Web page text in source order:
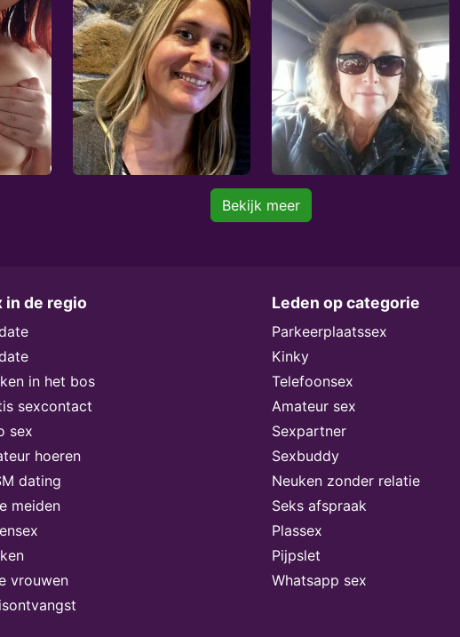
Bekijk meer
in de regio
in het bos
sexcontact
sex
hoeren
dating
meiden
vrouwen
Leden op categorie
Parkeerplaatssex
Kinky
Telefoonsex
Amateur sex
Sexpartner
Sexbuddy
Neuken zonder relatie
Seks afspraak
Plassex
Pijpslet
Whatsapp sex